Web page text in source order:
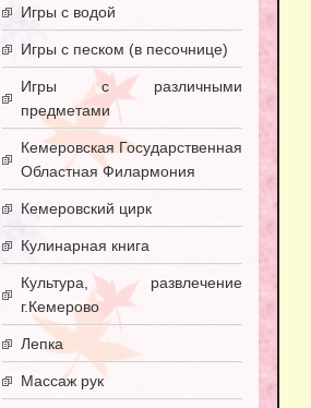
Игры с водой
Игры с песком (в песочнице)
Игры с различными
предметами
Кемеровская Государственная
Областная Филармония
Кемеровский цирк
Кулинарная книга
Культура, развлечение
г.Кемерово
Лепка
Массаж рук